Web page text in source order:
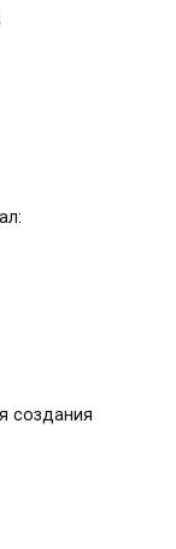
создания